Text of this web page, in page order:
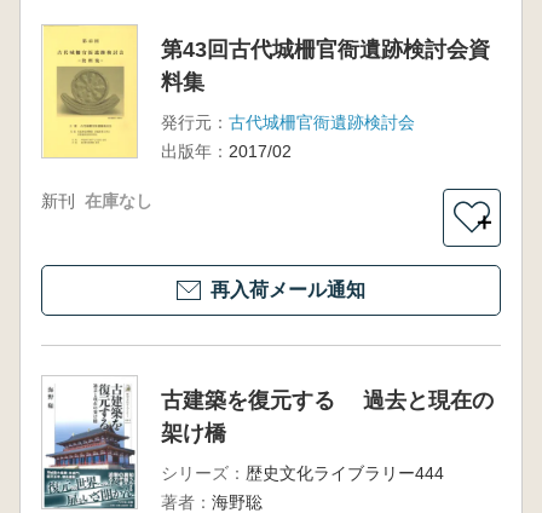
第43回古代城柵官衙遺跡検討会資
料集
発行元： 古代城柵官衙遺跡検討会
出版年： 2017/02
新刊 在庫なし
＋
再入荷メール通知
古建築を復元する 過去と現在の
架け橋
シリーズ： 歴史文化ライブラリー444
著者： 海野聡